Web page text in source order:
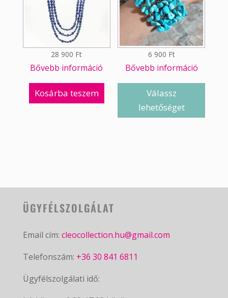
28 900 Ft
Bővebb információ
Kosárba teszem
6 900 Ft
Bővebb információ
Válassz
lehetőséget
ÜGYFÉLSZOLGÁLAT
Email cím: cleocollection.hu@gmail.com
Telefonszám: +36 30 841 6811
Ügyfélszolgálati idő: